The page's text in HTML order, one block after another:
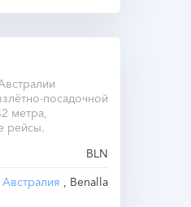
посадочной
метра,
рейсы.
BLN
Австралия , Benalla